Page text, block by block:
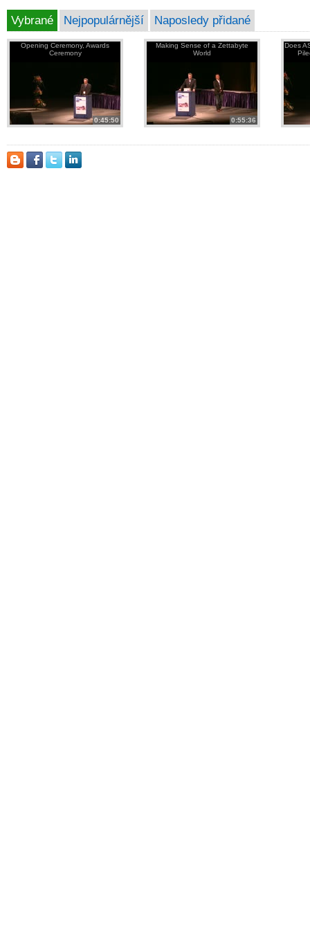
Vybrané Nejpopulárnější Naposledy přidané
Opening Ceremony, Awards
Ceremony
0:45:50
Making Sense of a Zettabyte
World
0:55:36
Does